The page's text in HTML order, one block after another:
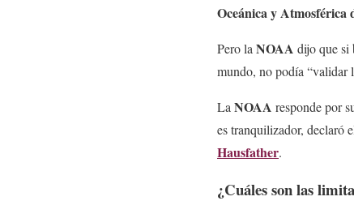
Oceánica y Atmosférica
Pero la NOAA dijo que si
mundo, no podía “validar
La NOAA responde por
es tranquilizador, declaró
Hausfather.
¿Cuáles son las